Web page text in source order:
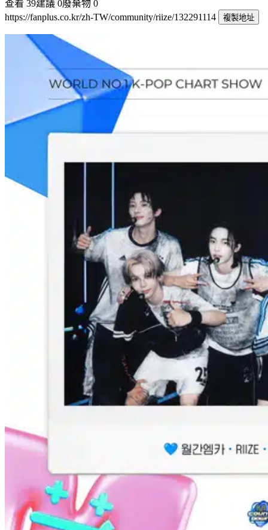
查看 39建議 0廢棄物 0
https://fanplus.co.kr/zh-TW/community/riize/132291114
複製地址